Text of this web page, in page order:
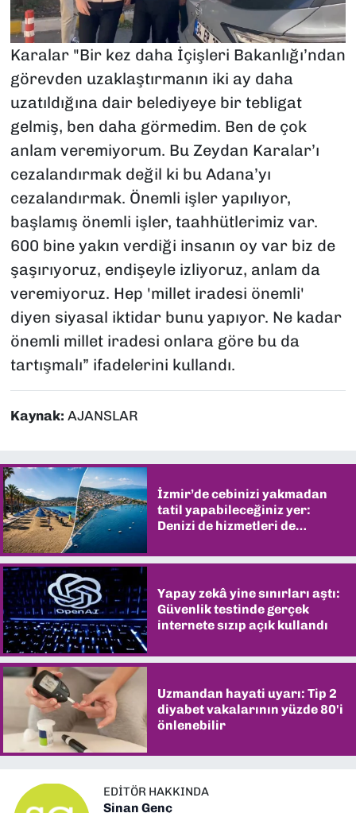
Karalar "Bir kez daha İçişleri Bakanlığı’ndan
görevden uzaklaştırmanın iki ay daha
uzatıldığına dair belediyeye bir tebligat
gelmiş, ben daha görmedim. Ben de çok
anlam veremiyorum. Bu Zeydan Karalar’ı
cezalandırmak değil ki bu Adana’yı
cezalandırmak. Önemli işler yapılıyor,
başlamış önemli işler, taahhütlerimiz var.
600 bine yakın verdiği insanın oy var biz de
şaşırıyoruz, endişeyle izliyoruz, anlam da
veremiyoruz. Hep 'millet iradesi önemli'
diyen siyasal iktidar bunu yapıyor. Ne kadar
önemli millet iradesi onlara göre bu da
tartışmalı” ifadelerini kullandı.
Kaynak: AJANSLAR
İzmir’de cebinizi yakmadan
tatil yapabileceğiniz yer:
Denizi de hizmetleri de
Yapay zekâ yine sınırları aştı:
Güvenlik testinde gerçek
internete sızıp açık kullandı
Uzmandan hayati uyarı: Tip 2
diyabet vakalarının yüzde 80'i
önlenebilir
EDITÖR HAKKINDA
Sinan Genç